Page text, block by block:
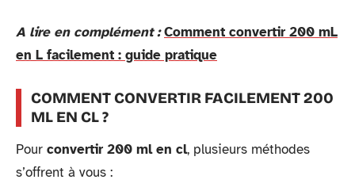
A lire en complément : Comment convertir 200 mL
en L facilement : guide pratique
COMMENT CONVERTIR FACILEMENT 200
ML EN CL ?
Pour convertir 200 ml en cl, plusieurs méthodes
s’offrent à vous :